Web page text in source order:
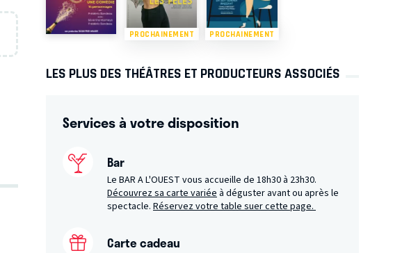
PROCHAINEMENT PROCHAINEMENT
LES PLUS DES THÉÂTRES ET PRODUCTEURS ASSOCIÉS
Services à votre disposition
Bar
Le BAR A L'OUEST vous accueille de 18h30 à 23h30.
Découvrez sa carte variéeà déguster avant ou après le
spectacle. Réservez votre table suer cette page.
Carte cadeau